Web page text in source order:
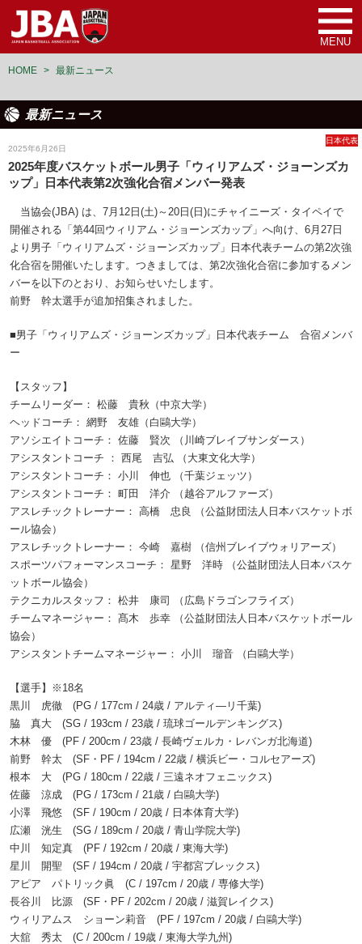
MENU
HOME > 最新ニュース
最新ニュース
2025年6月26日
日本代表
2025年度バスケットボール男子「ウィリアムズ・ジョーンズカ
ップ」日本代表第2次強化合宿メンバー発表
当協会(JBA) は、7月12日(土)～20日(日)にチャイニーズ・タイペイで
開催される「第44回ウィリアム・ジョーンズカップ」へ向け、6月27日
より男子「ウィリアムズ・ジョーンズカップ」日本代表チームの第2次強
化合宿を開催いたします。つきましては、第2次強化合宿に参加するメン
バーを以下のとおり、お知らせいたします。
前野 幹太選手が追加招集されました。
■男子「ウィリアムズ・ジョーンズカップ」日本代表チーム 合宿メンバ
ー
【スタッフ】
チームリーダー： 松藤 貴秋（中京大学）
ヘッドコーチ： 網野 友雄（白鷗大学）
アソシエイトコーチ： 佐藤 賢次 （川崎ブレイブサンダース）
アシスタントコーチ ： 西尾 吉弘 （大東文化大学）
アシスタントコーチ： 小川 伸也 （千葉ジェッツ）
アシスタントコーチ： 町田 洋介 （越谷アルファーズ）
アスレチックトレーナー： 高橋 忠良 （公益財団法人日本バスケットボ
ール協会）
アスレチックトレーナー： 今崎 嘉樹 （信州ブレイブウォリアーズ）
スポーツパフォーマンスコーチ： 星野 洋時 （公益財団法人日本バスケ
ットボール協会）
テクニカルスタッフ： 松井 康司 （広島ドラゴンフライズ）
チームマネージャー： 髙木 歩幸 （公益財団法人日本バスケットボール
協会）
アシスタントチームマネージャー： 小川 瑠音 （白鷗大学）
【選手】※18名
黒川 虎徹 (PG / 177cm / 24歳 / アルティ―リ千葉)
脇 真大 (SG / 193cm / 23歳 / 琉球ゴールデンキングス)
木林 優 (PF / 200cm / 23歳 / 長崎ヴェルカ・レバンガ北海道)
前野 幹太 (SF・PF / 194cm / 22歳 / 横浜ビー・コルセアーズ)
根本 大 (PG / 180cm / 22歳 / 三遠ネオフェニックス)
佐藤 涼成 (PG / 173cm / 21歳 / 白鷗大学)
小澤 飛悠 (SF / 190cm / 20歳 / 日本体育大学)
広瀬 洸生 (SG / 189cm / 20歳 / 青山学院大学)
中川 知定真 (PF / 192cm / 20歳 / 東海大学)
星川 開聖 (SF / 194cm / 20歳 / 宇都宮ブレックス)
アピア パトリック眞 (C / 197cm / 20歳 / 専修大学)
長谷川 比源 (SF・PF / 202cm / 20歳 / 滋賀レイクス)
ウィリアムス ショーン莉音 (PF / 197cm / 20歳 / 白鷗大学)
大舘 秀太 (C / 200cm / 19歳 / 東海大学九州)